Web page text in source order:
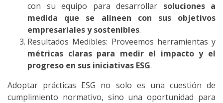
con su equipo para desarrollar soluciones a
medida que se alineen con sus objetivos
empresariales y sostenibles.
Resultados Medibles: Proveemos herramientas y
métricas claras para medir el impacto y el
progreso en sus iniciativas ESG.
Adoptar prácticas ESG no solo es una cuestión de
cumplimiento normativo, sino una oportunidad para